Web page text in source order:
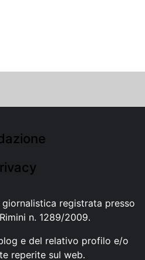
registrata presso
n. 1289/2009.
e del relativo profilo e/o
reperite sul web.